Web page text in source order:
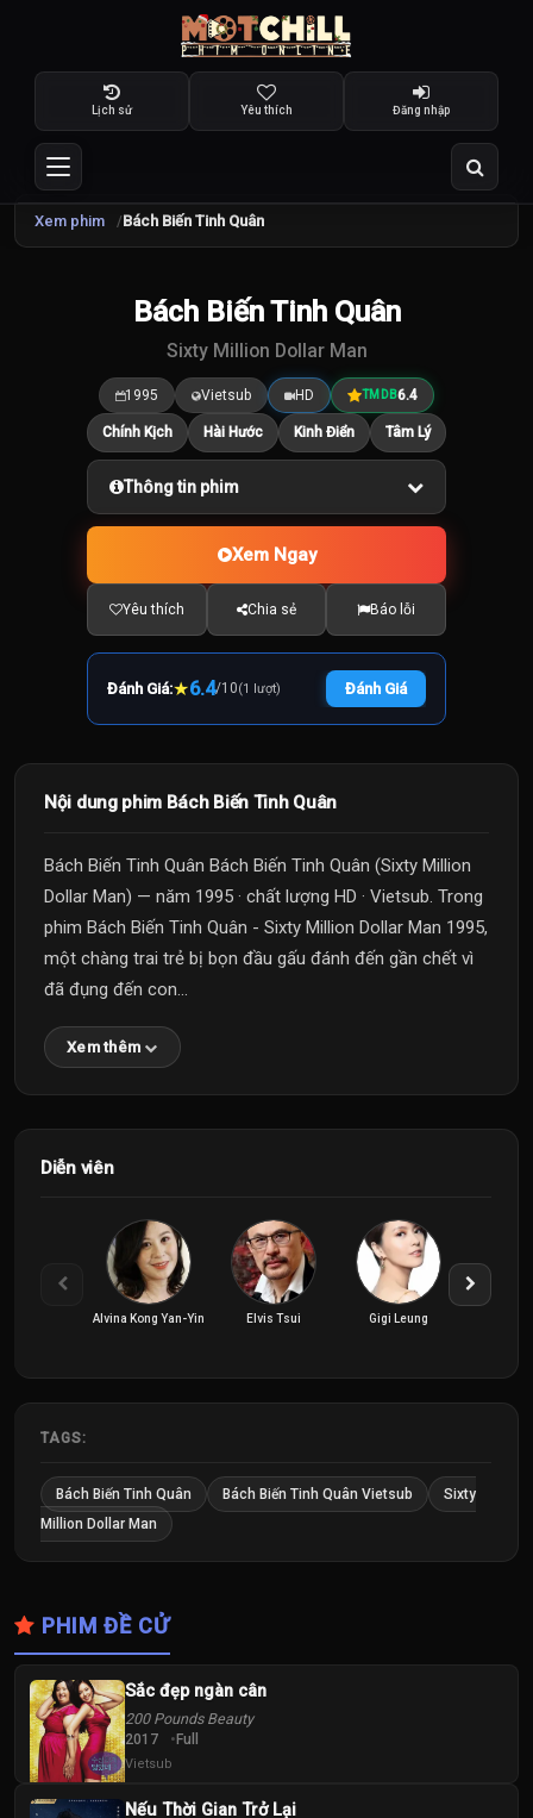
Lịch sử Yêu thích Đăng nhập
Xem phim Bách Biến Tinh Quân
6.4
Bách Biến Tinh Quân
Sixty Million Dollar Man
1995 Vietsub HD TMDB6.4
Chính Kịch Hài Hước Kinh Điển Tâm Lý
Thông tin phim
Xem Ngay
Yêu thích Chia sẻ Báo lỗi
Đánh Giá:★6.4/10(1 lượt) Đánh Giá
Nội dung phim Bách Biến Tinh Quân
Bách Biến Tinh Quân Bách Biến Tinh Quân (Sixty Million
Dollar Man) — năm 1995 · chất lượng HD · Vietsub. Trong
phim Bách Biến Tinh Quân - Sixty Million Dollar Man 1995,
một chàng trai trẻ bị bọn đầu gấu đánh đến gần chết vì
đã đụng đến con...
Xem thêm
Diễn viên
Alvina Kong Yan-Yin Elvis Tsui Gigi Leung
TAGS:
Bách Biến Tinh Quân Bách Biến Tinh Quân Vietsub
Sixty
Million Dollar Man
PHIM ĐỀ CỬ
Sắc đẹp ngàn cân
200 Pounds Beauty
2017 Full
Vietsub
Nếu Thời Gian Trở Lại